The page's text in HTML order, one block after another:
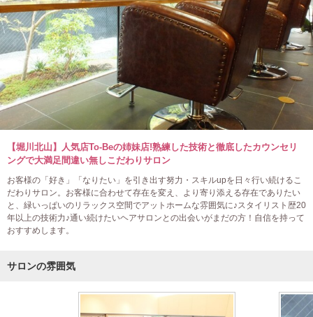
【堀川北山】人気店To-Beの姉妹店!熟練した技術と徹底したカウンセリ
ングで大満足間違い無しこだわりサロン
お客様の「好き」「なりたい」を引き出す努力・スキルupを日々行い続けるこ
だわりサロン。お客様に合わせて存在を変え、より寄り添える存在でありたい
と、緑いっぱいのリラックス空間でアットホームな雰囲気に♪スタイリスト歴20
年以上の技術力♪通い続けたいヘアサロンとの出会いがまだの方！自信を持って
おすすめします。
サロンの雰囲気